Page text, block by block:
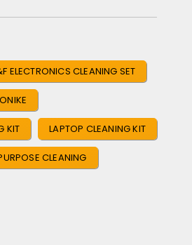
ELECTRONICS CLEANING SET
KIT LAPTOP CLEANING KIT
CLEANING